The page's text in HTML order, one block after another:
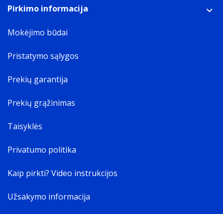
Pirkimo informacija
Mokėjimo būdai
Pristatymo sąlygos
Prekių garantija
Prekių grąžinimas
Taisyklės
Privatumo politika
Kaip pirkti? Video instrukcijos
Užsakymo informacija